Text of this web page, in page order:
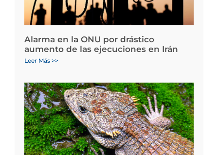
Alarma en la ONU por drástico
aumento de las ejecuciones en Irán
Leer Más >>